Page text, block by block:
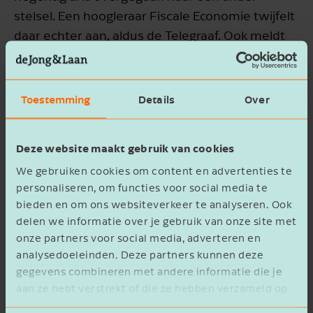
Toestemming Details Over
Deze website maakt gebruik van cookies
We gebruiken cookies om content en advertenties te
personaliseren, om functies voor social media te
bieden en om ons websiteverkeer te analyseren. Ook
delen we informatie over je gebruik van onze site met
onze partners voor social media, adverteren en
analysedoeleinden. Deze partners kunnen deze
gegevens combineren met andere informatie die je
aan ze hebt verstrekt of die ze hebben verzameld op
basis van het gebruik van hun services.
stelsel. Een hoogleraar Fiscale Economie twijfelt
daar echter aan, aldus de Telegraaf. Ook meldt
de krant dat het ministerie van SZW aangeeft
worden gebruikt om andere gaten te vullen. Zo
dekken.
Wat nu?
Met dit bericht willen we je informeren over de
ontwikkelingen rondom de Aof-premie. We doen
geen uitspraken over de (on)rechtmatigheid van
de regeling of over de kans van slagen van de